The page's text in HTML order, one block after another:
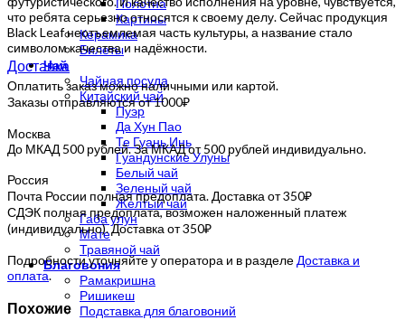
Полотна
Картины
Керамика
Билеты
Чай
Чайная посуда
Китайский чай
Пуэр
Да Хун Пао
Те Гуань Инь
Гуандунские Улуны
Белый чай
Зеленый чай
Желтый чай
Габа улун
Мате
Травяной чай
Благовония
Рамакришна
Ришикеш
Подставка для благовоний
что ребята серьезно относятся к своему делу. Сейчас продукция
Black Leaf неотъемлемая часть культуры, а название стало
символом качества и надёжности.
Доставка
Оплатить заказ можно наличными или картой.
Заказы отправляются от 1000₽
Москва
До МКАД 500 рублей. За МКАД от 500 рублей индивидуально.
Россия
Почта России полная предоплата. Доставка от 350₽
СДЭК полная предоплата, возможен наложенный платеж
(индивидуально). Доставка от 350₽
Подробности уточняйте у оператора и в разделе Доставка и
оплата.
Похожие